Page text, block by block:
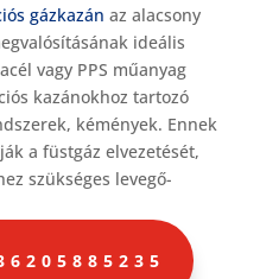
gázkazán az alacsony
ideális
vagy PPS műanyag
kazánokhoz tartozó
kémények. Ennek
a füstgáz elvezetését,
szükséges levegő-